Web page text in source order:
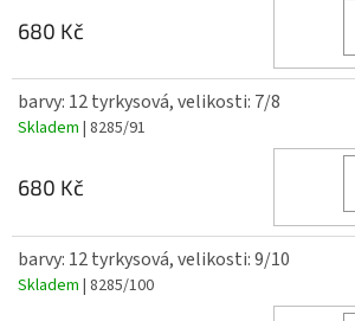
680 Kč
barvy: 12 tyrkysová, velikosti: 7/8
Skladem | 8285/91
680 Kč
barvy: 12 tyrkysová, velikosti: 9/10
Skladem | 8285/100